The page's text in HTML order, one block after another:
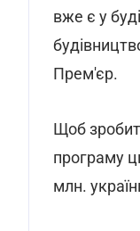
вже є у
Прем'єр.
Щоб
програму
млн.